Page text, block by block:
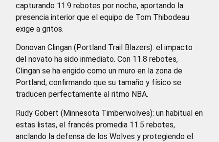
capturando 11.9 rebotes por noche, aportando la
presencia interior que el equipo de Tom Thibodeau
exige a gritos.
Donovan Clingan (Portland Trail Blazers): el impacto
del novato ha sido inmediato. Con 11.8 rebotes,
Clingan se ha erigido como un muro en la zona de
Portland, confirmando que su tamaño y físico se
traducen perfectamente al ritmo NBA.
Rudy Gobert (Minnesota Timberwolves): un habitual en
estas listas, el francés promedia 11.5 rebotes,
anclando la defensa de los Wolves y protegiendo el